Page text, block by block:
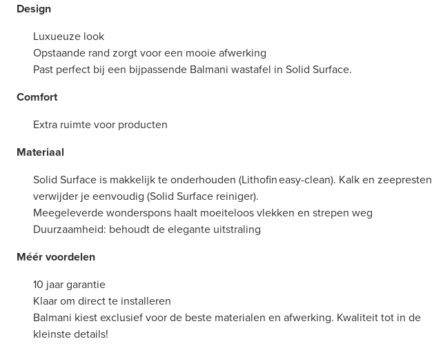
Design
Luxueuze look
Opstaande rand zorgt voor een mooie afwerking
Past perfect bij een bijpassende Balmani wastafel in Solid Surface.
Comfort
Extra ruimte voor producten
Materiaal
Solid Surface is makkelijk te onderhouden (Lithofin easy-clean). Kalk en zeepresten
verwijder je eenvoudig (Solid Surface reiniger).
Meegeleverde wonderspons haalt moeiteloos vlekken en strepen weg
Duurzaamheid: behoudt de elegante uitstraling
Méér voordelen
10 jaar garantie
Klaar om direct te installeren
Balmani kiest exclusief voor de beste materialen en afwerking. Kwaliteit tot in de
kleinste details!